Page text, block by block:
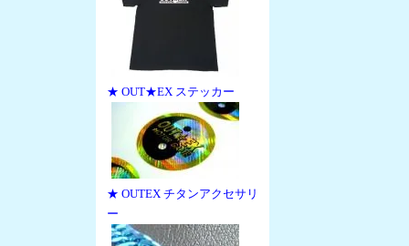
★ OUT★EX ステッカー
★ OUTEX チタンアクセサリ
ー